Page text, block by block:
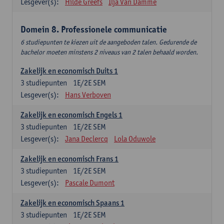
Domein 8. Professionele communicatie
6 studiepunten te kiezen uit de aangeboden talen. Gedurende de
bachelor moeten minstens 2 niveaus van 2 talen behaald worden.
Zakelijk en economisch Duits 1
1E/2E SEM
3 studiepunten
Lesgever(s):
Hans Verboven
Zakelijk en economisch Engels 1
1E/2E SEM
3 studiepunten
Lesgever(s):
Jana Declercq Lola Oduwole
Zakelijk en economisch Frans 1
1E/2E SEM
3 studiepunten
Lesgever(s):
Pascale Dumont
Zakelijk en economisch Spaans 1
1E/2E SEM
3 studiepunten